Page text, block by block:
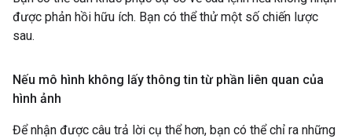
được phản hồi hữu ích. Bạn có thể thử một số chiến lược
sau.
Nếu mô hình không lấy thông tin từ phần liên quan của
hình ảnh
Để nhận được câu trả lời cụ thể hơn, bạn có thể chỉ ra những